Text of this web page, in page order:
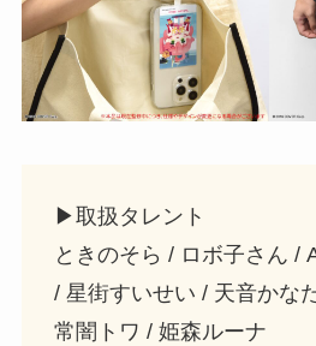
▶︎取扱タレント
ときのそら / ロボ子さん /
/ 星街すいせい / 天音かな
常闇トワ / 姫森ルーナ